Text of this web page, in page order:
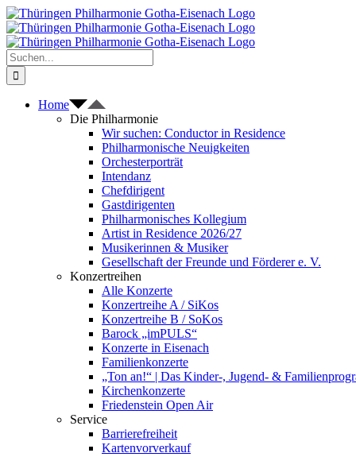
Zum
Inhalt
springen
Suche
nach:
Home
Die Philharmonie
Wir suchen: Conductor in Residence
Philharmonische Neuigkeiten
Orchesterporträt
Intendanz
Chefdirigent
Gastdirigenten
Philharmonisches Kollegium
Artist in Residence 2026/27
Musikerinnen & Musiker
Gesellschaft der Freunde und Förderer e. V.
Konzertreihen
Alle Konzerte
Konzertreihe A / SiKos
Konzertreihe B / SoKos
Barock „imPULS“
Konzerte in Eisenach
Familienkonzerte
„Ton an!“ | Das Kinder-, Jugend- &
Kirchenkonzerte
Friedenstein Open Air
Service
Barrierefreiheit
Kartenvorverkauf